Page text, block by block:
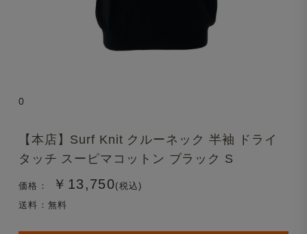
0
【本店】Surf Knit クルーネック 半袖 ドライ
タッチ スーピマコットン ブラック S
価格： ￥13,750(税込)
送料：無料